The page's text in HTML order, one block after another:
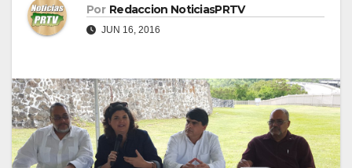
Por Redaccion NoticiasPRTV
JUN 16, 2016